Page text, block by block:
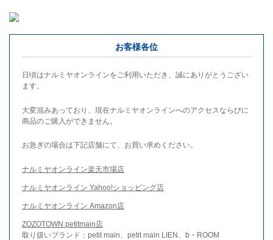
お客様各位
日頃はナルミヤオンラインをご利用いただき、誠にありがとうござい
ます。
大変混みあっており、現在ナルミヤオンラインへのアクセスならびに
商品のご購入ができません。
お急ぎの場合は下記店舗にて、お買い求めください。
ナルミヤオンライン楽天市場店
ナルミヤオンライン Yahoo!ショッピング店
ナルミヤオンライン Amazon店
ZOZOTOWN petitmain店
取り扱いブランド：petit main、petit main LIEN、b・ROOM